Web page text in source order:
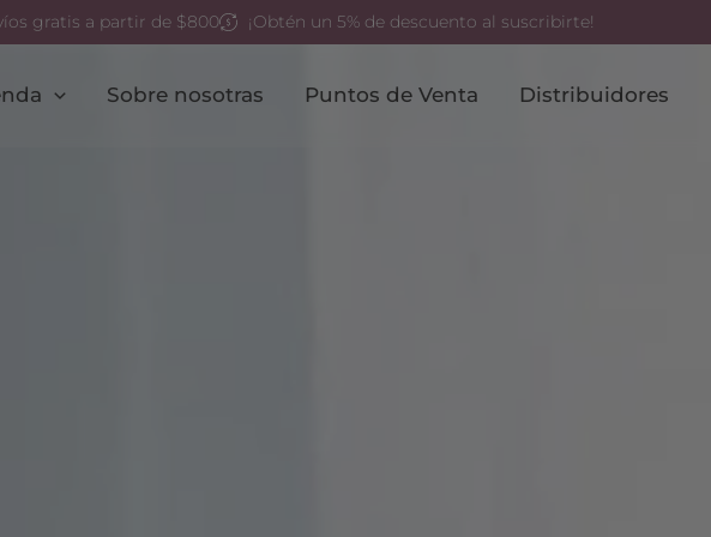
gratis a partir de $800 ¡Obtén un 5% de descuento al suscribirte!
Sobre nosotras Puntos de Venta Distribuidores